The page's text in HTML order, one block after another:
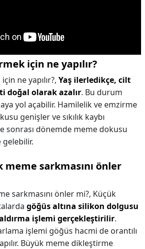
için ne yapılır?
ne yapılır?, Yaş ilerledikçe, cilt
doğal olarak azalır. Bu durum
yol açabilir. Hamilelik ve emzirme
genişler ve sıkılık kaybı
sonrası dönemde meme dokusu
sarkmasını önler
sarkmasını önler mi?, Küçük
göğüs altına silikon dolgusu
işlemi gerçekleştirilir.
işlemi göğüs hacmi de orantılı
Büyük meme dikleştirme